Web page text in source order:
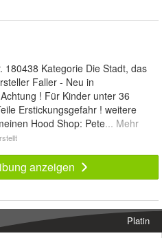
180438 Kategorie Die Stadt, das
Faller - Neu in
! Für Kinder unter 36
Erstickungsgefahr ! weitere
Hood Shop: Pete... Mehr
anzeigen
Platin